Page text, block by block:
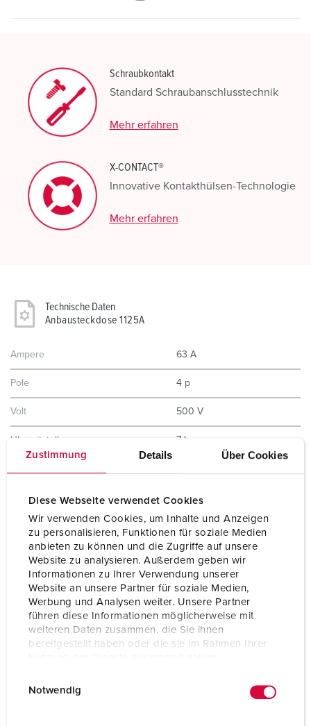
Zustimmung Details Über Cookies
Diese Webseite verwendet Cookies
Wir verwenden Cookies, um Inhalte und Anzeigen
zu personalisieren, Funktionen für soziale Medien
anbieten zu können und die Zugriffe auf unsere
Website zu analysieren. Außerdem geben wir
Informationen zu Ihrer Verwendung unserer
Website an unsere Partner für soziale Medien,
Werbung und Analysen weiter. Unsere Partner
führen diese Informationen möglicherweise mit
weiteren Daten zusammen, die Sie ihnen
bereitgestellt haben oder die sie im Rahmen Ihrer
Notwendig
Schraubkontakt
Standard Schraubanschlusstechnik
Mehr erfahren
X-CONTACT®
Innovative Kontakthülsen-Technologie
Mehr erfahren
Technische Daten
Anbausteckdose 1125A
Ampere 63 A
Pole 4 p
Volt 500 V
Uhrzeitstellung 7 h
Anschlusstechnik Schraubkontakt
IP67
Flansch 107x100 mm
Bohrloch 85x77 mm
Gewicht 604 g